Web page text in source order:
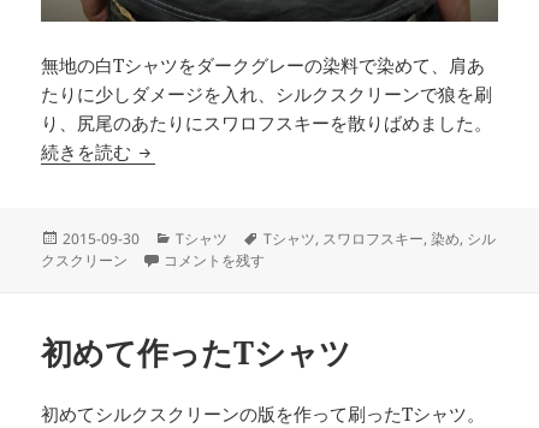
無地の白Tシャツをダークグレーの染料で染めて、肩あ
たりに少しダメージを入れ、シルクスクリーンで狼を刷
り、尻尾のあたりにスワロフスキーを散りばめました。
続きを読む 染め + シルクスクリーン + ダメージ + スワロフ
投
稿
2015-09-30
カ
テ
Tシャツ
タ
グ
Tシャツ, スワロフスキー,染め, シル
クスクリーン
染め + シルクスクリーン + ダメージ + スワロフスキー に
コメントを残す
初めて作ったTシャツ
初めてシルクスクリーンの版を作って刷ったTシャツ。